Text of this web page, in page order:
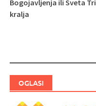
objava
Bogojavljenja ili Sveta Tri
kralja
OGLASI